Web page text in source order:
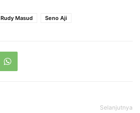
Rudy Masud Seno Aji
Selanjutnya